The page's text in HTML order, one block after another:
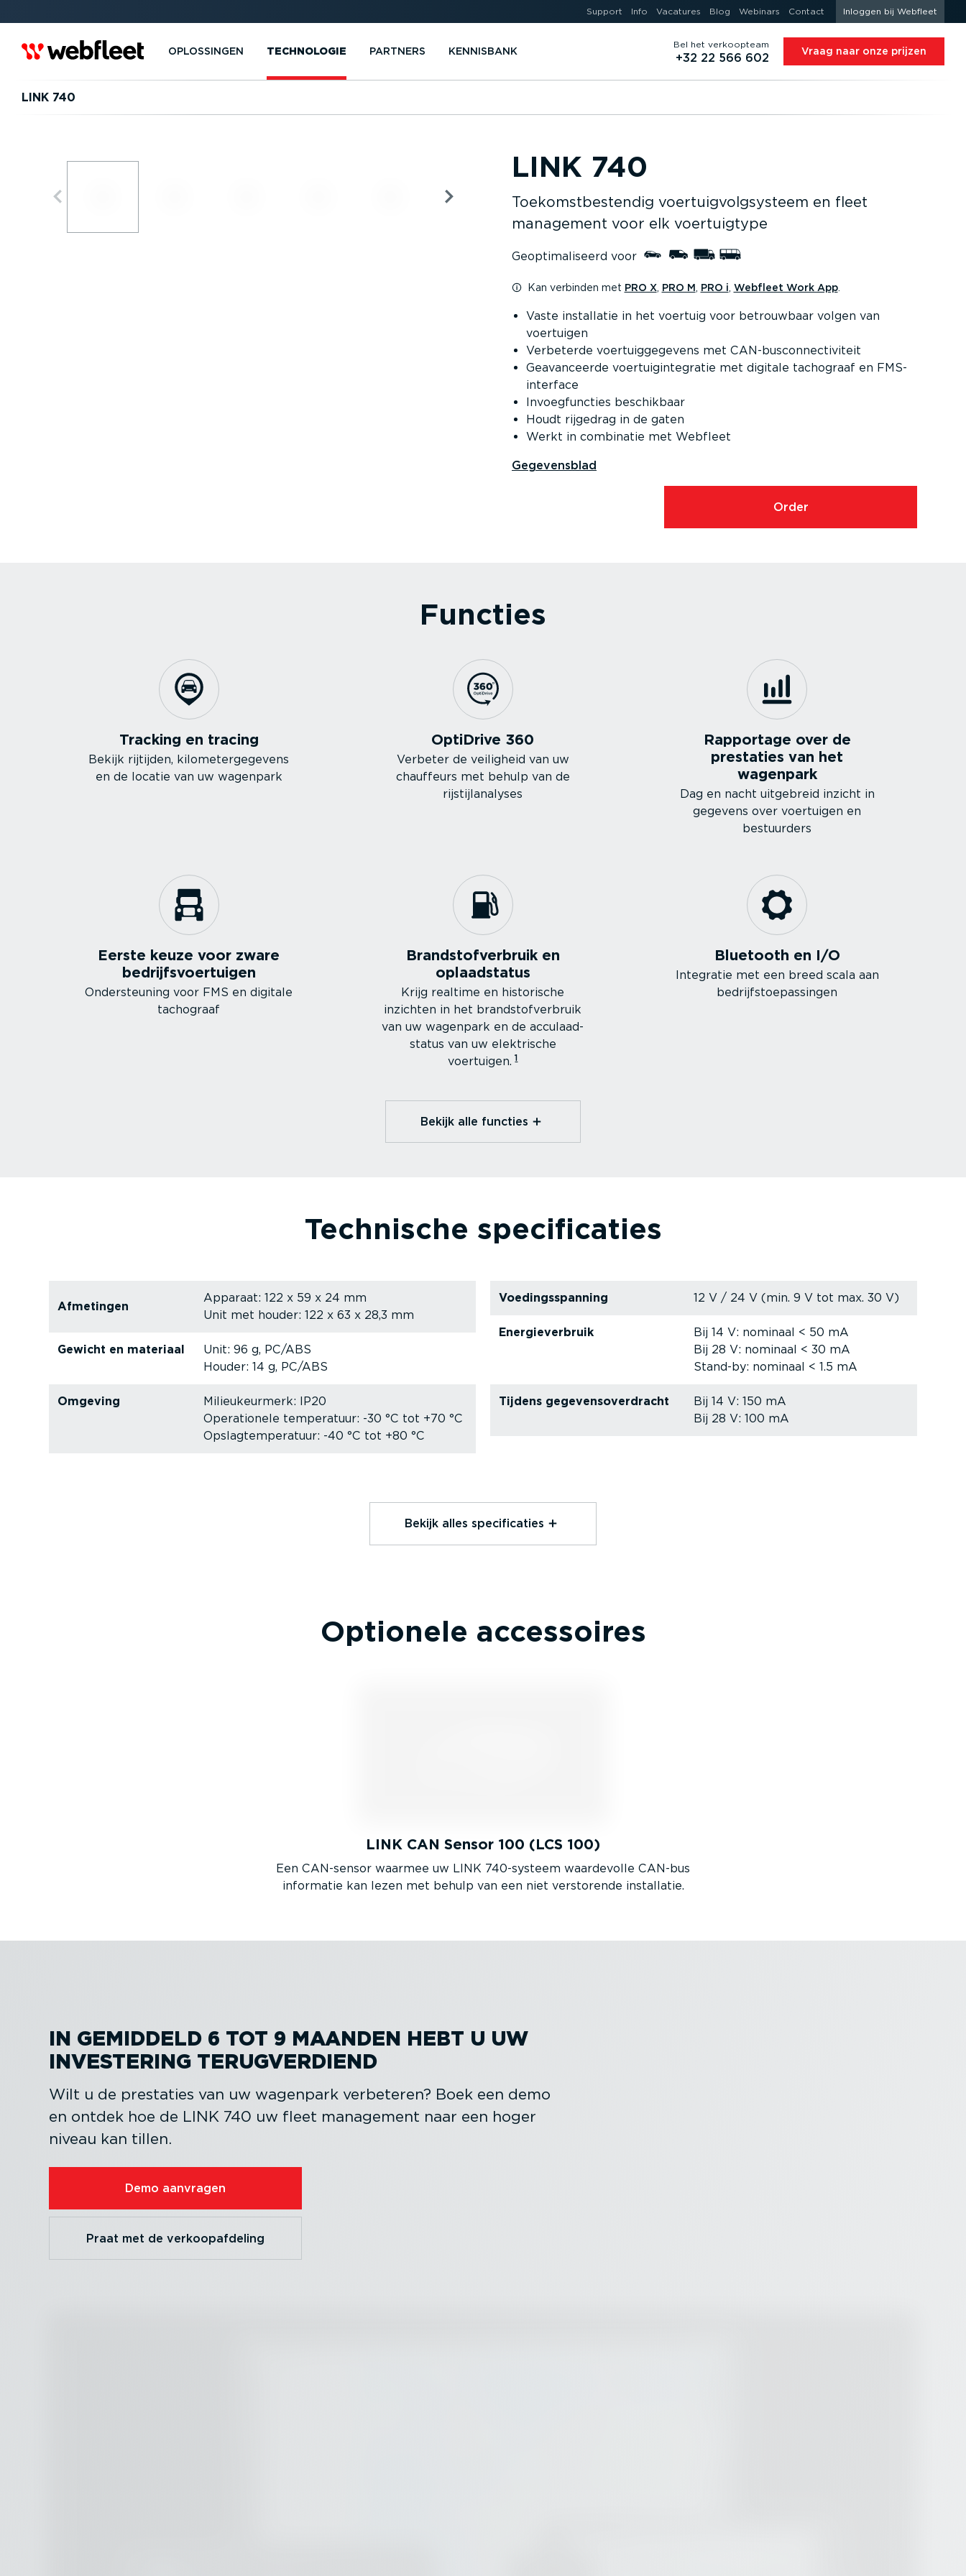
Support Info Vacatures Blog Webinars Contact Inloggen bij Webfleet
OPLOSSINGEN TECHNOLOGIE PARTNERS KENNISBANK
Bel het verkoopteam
+32 22 566 602 Vraag naar onze prijzen
LINK 740
LINK 740
Toekomst­be­stendig voertuig­volg­systeem en fleet
management voor elk voertuigtype
Geopti­ma­li­seerd voor
Kan verbinden met PRO X, PRO M PRO i Webfleet Work App.
Vaste installatie in het voertuig voor betrouwbaar volgen van
voertuigen
Verbeterde voertuig­ge­gevens met CAN-bus­con­nec­ti­viteit
Geavan­ceerde voertui­gin­te­gratie met digitale tachograaf en FMS-
in­terface
Invoeg­functies beschikbaar
Houdt rijgedrag in de gaten
Werkt in combinatie met Webfleet
Gegevensblad
Order
Functies
Tracking en tracing
Bekijk rijtijden, kilome­ter­ge­gevens
en de locatie van uw wagenpark
OptiDrive 360
Verbeter de veiligheid van uw
chauffeurs met behulp van de
rijstijl­ana­lyses
Rapportage over de
prestaties van het
wagenpark
Dag en nacht uitgebreid inzicht in
gegevens over voertuigen en
bestuurders
Eerste keuze voor zware
bedrijfs­voer­tuigen
Onder­steuning voor FMS en digitale
tachograaf
Brand­stof­ver­bruik en
oplaad­status
Krijg realtime en historische
inzichten in het brand­stof­ver­bruik
van uw wagenpark en de acculaad­
status van uw elektrische
voertuigen. 1
Bluetooth en I/O
Integratie met een breed scala aan
bedrijfs­toe­pas­singen
Bekijk alle functies⁠
Technische speci­fi­caties
Afmetingen
Apparaat: 122 x 59 x 24 mm
Unit met houder: 122 x 63 x 28,3 mm
Gewicht en materiaal
Unit: 96 g, PC/ABS
Houder: 14 g, PC/ABS
Omgeving
Milieu­keurmerk: IP20
Opera­ti­onele temperatuur: -30 °C tot +70 °C
Opslag­tem­pe­ratuur: -40 °C tot +80 °C
Voedingsspanning 12 V / 24 V (min. 9 V tot max. 30 V)
Energie­ver­bruik
Bij 14 V: nominaal < 50 mA
Bij 28 V: nominaal < 30 mA
Stand-by: nominaal < 1.5 mA
Tijdens gegevens­over­dracht
Bij 14 V: 150 mA
Bij 28 V: 100 mA
Bekijk alles speci­fi­caties⁠
Optionele accessoires
LINK CAN Sensor 100 (LCS 100)
Een CAN-sensor waarmee uw LINK 740-systeem waardevolle CAN-bus
informatie kan lezen met behulp van een niet verstorende installatie.
IN GEMIDDELD 6 TOT 9 MAANDEN HEBT U UW
INVESTERING TERUG­VER­DIEND
Wilt u de prestaties van uw wagenpark verbeteren? Boek een demo
en ontdek hoe de LINK 740 uw fleet management naar een hoger
niveau kan tillen.
Demo aanvragen
Praat met de verkoop­af­deling